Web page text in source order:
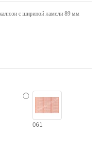
с шириной ламели 89 мм
061